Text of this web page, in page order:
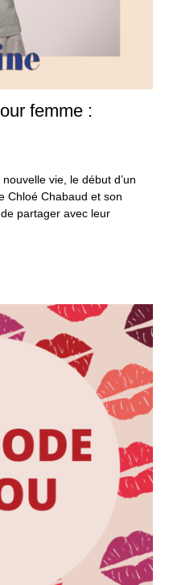
femme :
vie, le début d’un
Chloé Chabaud et son
partager avec leur